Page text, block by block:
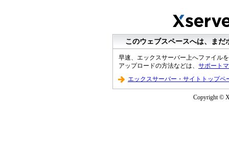
このウェブスペースへは、ま
早速、エックスサーバー上へファイル
アップロードの方法などは、 サポート
エックスサーバー・サイトトップペ
Copyright ©